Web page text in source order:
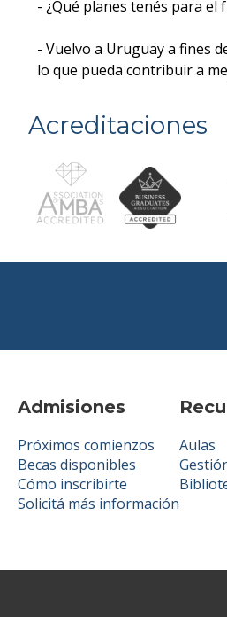
- ¿Qué planes tenés para el
- Vuelvo a Uruguay a fines
lo que pueda contribuir a
Acreditaciones
Admisiones
Próximos comienzos
Becas disponibles
Cómo inscribirte
Solicitá más información
Aulas